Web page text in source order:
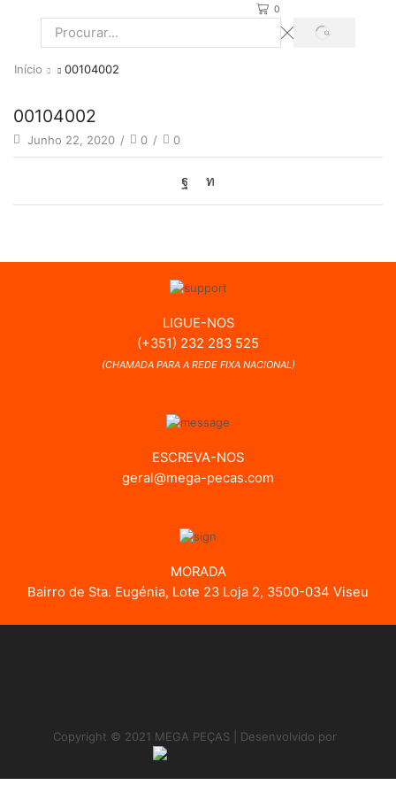
0
Search
PROCURAR
Início 00104002
00104002
Junho 22, 2020 / 0 / 0
LIGUE-NOS
(+351) 232 283 525
(CHAMADA PARA A REDE FIXA NACIONAL)
ESCREVA-NOS
geral@mega-pecas.com
MORADA
Bairro de Sta. Eugénia, Lote 23 Loja 2, 3500-034 Viseu
Copyright © 2021 MEGA PEÇAS | Desenvolvido por